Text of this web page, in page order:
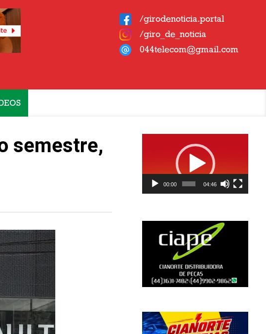
/girodenoticia.portal
/giro_de_noticia
044telecom@gmail.com
semestre,
00:00 04:46